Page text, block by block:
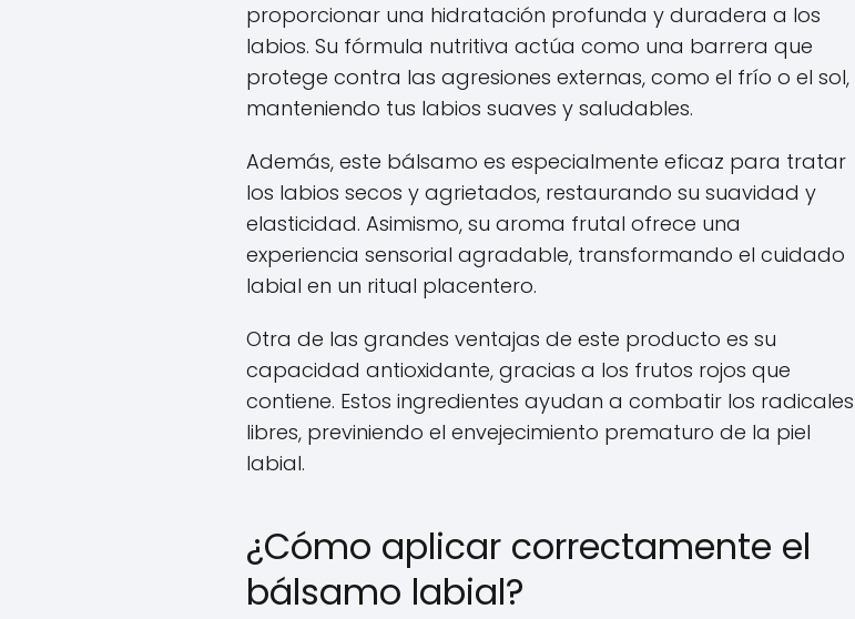
proporcionar una hidratación profunda y duradera a los
labios. Su fórmula nutritiva actúa como una barrera que
protege contra las agresiones externas, como el frío o el sol,
manteniendo tus labios suaves y saludables.
Además, este bálsamo es especialmente eficaz para tratar
los labios secos y agrietados, restaurando su suavidad y
elasticidad. Asimismo, su aroma frutal ofrece una
experiencia sensorial agradable, transformando el cuidado
labial en un ritual placentero.
Otra de las grandes ventajas de este producto es su
capacidad antioxidante, gracias a los frutos rojos que
contiene. Estos ingredientes ayudan a combatir los radicales
libres, previniendo el envejecimiento prematuro de la piel
labial.
¿Cómo aplicar correctamente el
bálsamo labial?